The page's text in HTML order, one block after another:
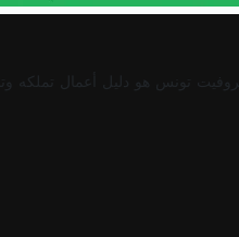
تروفيت تونس هو دليل أعمال تملكه